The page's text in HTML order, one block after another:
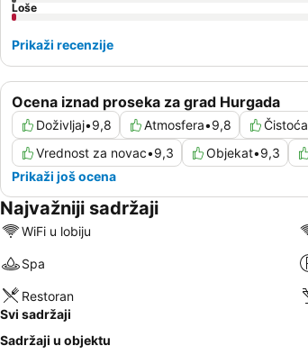
Ocena iznad proseka za grad Hurgada
Doživljaj•9,8 Atmosfera•9,8 Čistoća
Vrednost za novac•9,3 Objekat•9,3
Prikaži još ocena
Loše
Prikaži recenzije
Najvažniji sadržaji
WiFi u lobiju
Spa
Restoran
Svi sadržaji
Sadržaji u objektu